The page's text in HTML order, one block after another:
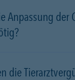
Anpassung der
die